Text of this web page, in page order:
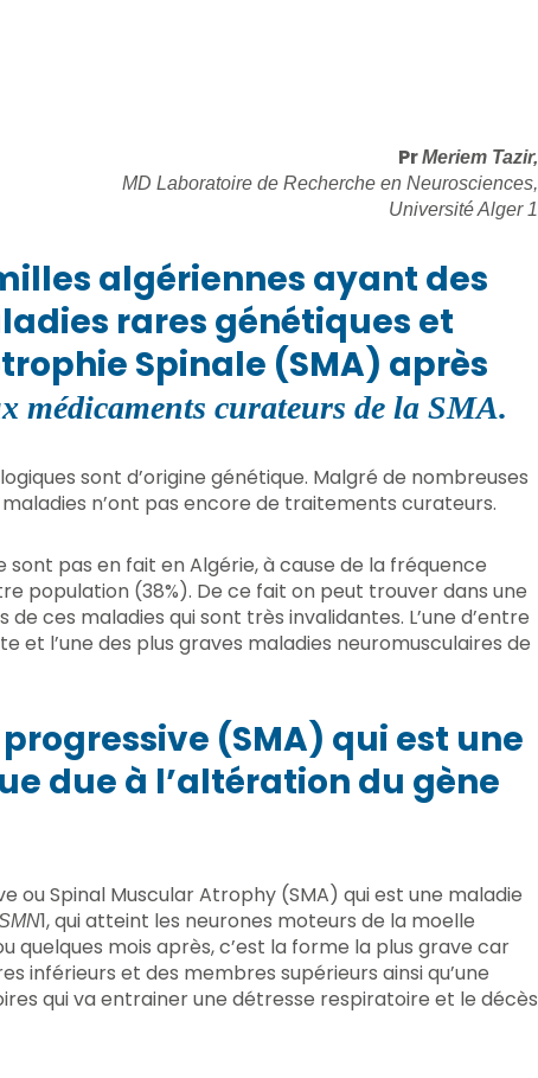
PrMeriem Tazir,
MD Laboratoire de Recherche en Neurosciences,
Université Alger 1
algériennes ayant des
rares génétiques et
Spinale (SMA) après
médicaments curateurs de la SMA.
sont d’origine génétique. Malgré de nombreuses
n’ont pas encore de traitements curateurs.
sont pas en fait en Algérie, à cause de la fréquence
population (38%). De ce fait on peut trouver dans une
ces maladies qui sont très invalidantes. L’une d’entre
et l’une des plus graves maladies neuromusculaires de
(SMA) qui est une
due à l’altération du gène
ou Spinal Muscular Atrophy (SMA) qui est une maladie
1, qui atteint les neurones moteurs de la moelle
quelques mois après, c’est la forme la plus grave car
inférieurs et des membres supérieurs ainsi qu’une
qui va entrainer une détresse respiratoire et le décès